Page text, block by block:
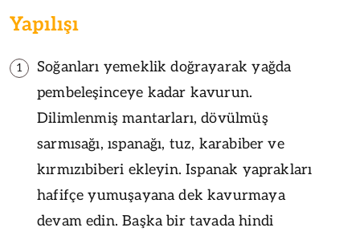
Yapılışı
1
Soğanları yemeklik doğrayarak yağda
pembeleşinceye kadar kavurun.
Dilimlenmiş mantarları, dövülmüş
sarmısağı, ıspanağı, tuz, karabiber ve
kırmızıbiberi ekleyin. Ispanak yaprakları
hafifçe yumuşayana dek kavurmaya
devam edin. Başka bir tavada hindi